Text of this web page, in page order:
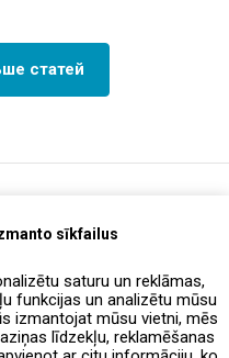
sīkfailus
saturu un reklāmas,
funkcijas un analizētu mūsu
izmantojat mūsu vietni, mēs
līdzekļu, reklamēšanas
статей